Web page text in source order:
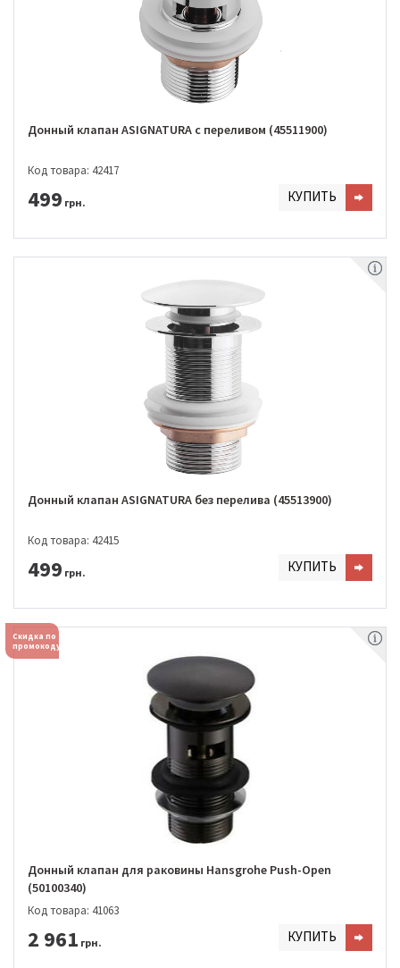
Донный клапан ASIGNATURA с переливом (45511900)
Код товара: 42417
499 грн. КУПИТЬ
Донный клапан ASIGNATURA без перелива (45513900)
Код товара: 42415
499 грн. КУПИТЬ
Скидка по
промокоду
Донный клапан для раковины Hansgrohe Push-Open
(50100340)
Код товара: 41063
2 961 грн. КУПИТЬ